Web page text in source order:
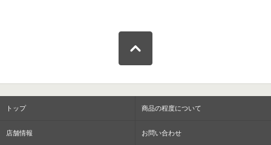
トップ 商品の程度について
店舗情報 お問い合わせ